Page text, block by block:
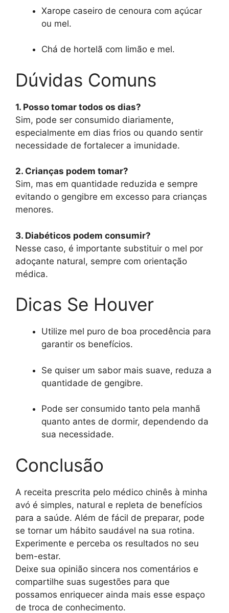
Xarope caseiro de cenoura com açúcar
ou mel.
Chá de hortelã com limão e mel.
Dúvidas Comuns
1. Posso tomar todos os dias?
Sim, pode ser consumido diariamente,
especialmente em dias frios ou quando sentir
necessidade de fortalecer a imunidade.
2. Crianças podem tomar?
Sim, mas em quantidade reduzida e sempre
evitando o gengibre em excesso para crianças
menores.
3. Diabéticos podem consumir?
Nesse caso, é importante substituir o mel por
adoçante natural, sempre com orientação
médica.
Dicas Se Houver
Utilize mel puro de boa procedência para
garantir os benefícios.
Se quiser um sabor mais suave, reduza a
quantidade de gengibre.
Pode ser consumido tanto pela manhã
quanto antes de dormir, dependendo da
sua necessidade.
Conclusão
A receita prescrita pelo médico chinês à minha
avó é simples, natural e repleta de benefícios
para a saúde. Além de fácil de preparar, pode
se tornar um hábito saudável na sua rotina.
Experimente e perceba os resultados no seu
bem-estar.
Deixe sua opinião sincera nos comentários e
compartilhe suas sugestões para que
possamos enriquecer ainda mais esse espaço
de troca de conhecimento.